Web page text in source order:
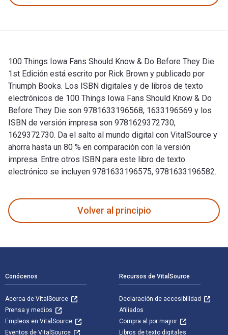
100 Things Iowa Fans Should Know & Do Before They Die
1st Edición está escrito por Rick Brown y publicado por
Triumph Books. Los ISBN digitales y de libros de texto
electrónicos de 100 Things Iowa Fans Should Know & Do
Before They Die son 9781633196568, 1633196569 y los
ISBN de versión impresa son 9781629372730,
1629372730. Da el salto al mundo digital con VitalSource y
ahorra hasta un 80 % en comparación con la versión
impresa. Entre otros ISBN para este libro de texto
electrónico se incluyen 9781633196575, 9781633196582.
Volver al principio
Conócenos
Acerca de VitalSource
Prensa y medios
Empleos en VitalSource
Eventos de VitalSource
Recursos de VitalSource
Declaración de accesibilidad
Afiliados
Compra al por mayor
Libros de texto digitales